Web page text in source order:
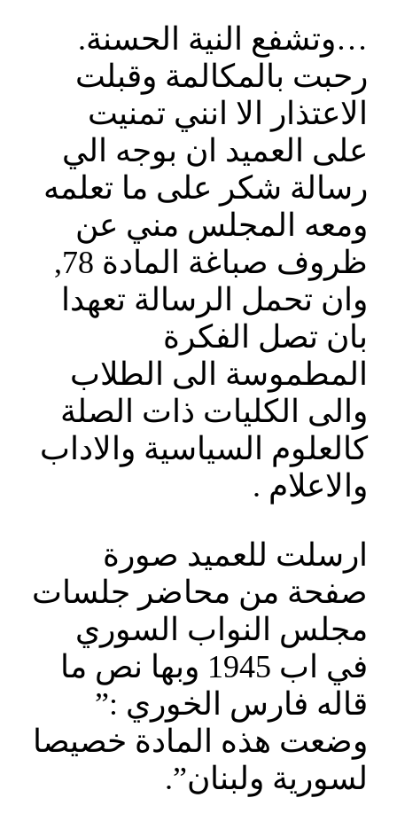
…وتشفع النية الحسنة.
رحبت بالمكالمة وقبلت
الاعتذار الا انني تمنيت
على العميد ان بوجه الي
رسالة شكر على ما تعلمه
ومعه المجلس مني عن
ظروف صباغة المادة 78,
وان تحمل الرسالة تعهدا
بان تصل الفكرة
المطموسة الى الطلاب
والى الكليات ذات الصلة
كالعلوم السياسية والاداب
والاعلام .
ارسلت للعميد صورة
صفحة من محاضر جلسات
مجلس النواب السوري
في اب 1945 وبها نص ما
قاله فارس الخوري :”
وضعت هذه المادة خصيصا
لسورية ولبنان”.